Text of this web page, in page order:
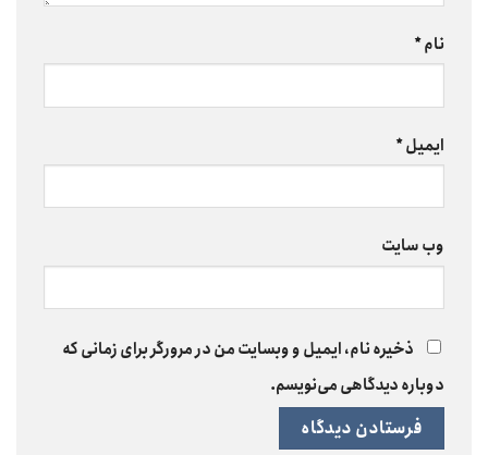
نام*
ایمیل*
وب‌ سایت
ذخیره نام، ایمیل و وبسایت من در مرورگر برای زمانی که
دوباره دیدگاهی می‌نویسم.